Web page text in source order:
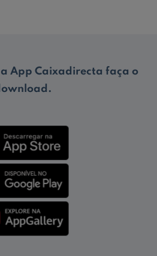
App Caixadirecta faça o